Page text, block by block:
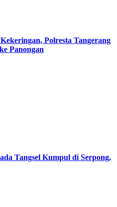
Polresta Tangerang
Panongan
Tangsel Kumpul di Serpong,